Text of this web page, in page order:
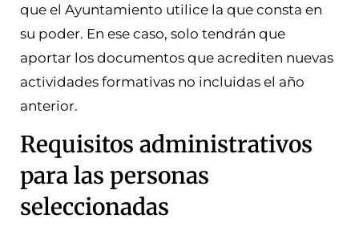
que el Ayuntamiento utilice la que consta en
su poder. En ese caso, solo tendrán que
aportar los documentos que acrediten nuevas
actividades formativas no incluidas el año
anterior.
Requisitos administrativos
para las personas
seleccionadas